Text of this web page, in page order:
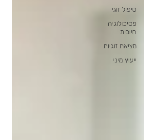
טיפול זוגי
פסיכולוגיה
חיובית
מציאת זוגיות
ייעוץ מיני